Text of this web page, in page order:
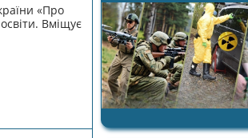
«Про
Вміщує